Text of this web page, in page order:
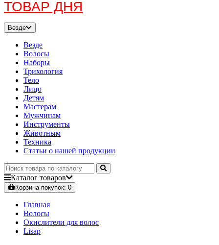
ТОВАР ДНЯ
Везде
Везде
Волосы
Наборы
Трихология
Тело
Лицо
Детям
Мастерам
Мужчинам
Инструменты
Животным
Техника
Статьи о нашей продукции
Каталог товаров
Корзинапокупок: 0
Главная
Волосы
Окислители для волос
Lisap